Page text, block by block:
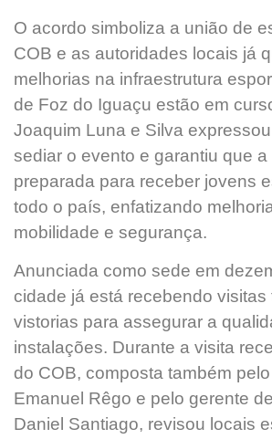
O acordo simboliza a união de
COB e as autoridades locais já
melhorias na infraestrutura
de Foz do Iguaçu estão em
Joaquim Luna e Silva
sediar o evento e garantiu que
preparada para receber jovens
todo o país, enfatizando
mobilidade e segurança.
Anunciada como sede em
cidade já está recebendo visitas
vistorias para assegurar a
instalações. Durante a visita
do COB, composta também pelo
Emanuel Rêgo e pelo gerente
Daniel Santiago, revisou locais